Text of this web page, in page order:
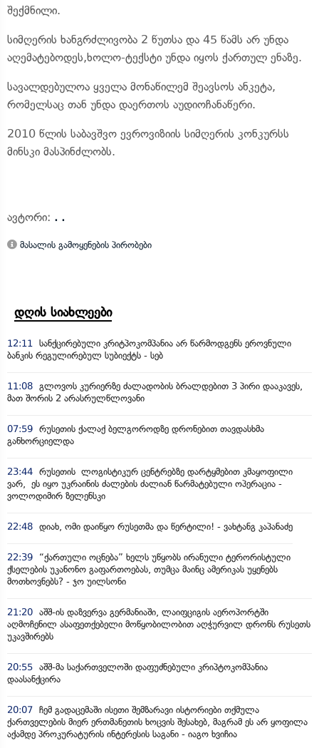
შექმნილი.
სიმღერის ხანგრძლივობა 2 წუთსა და 45 წამს არ უნდა
აღემატებოდეს,ხოლო-ტექსტი უნდა იყოს ქართულ ენაზე.
სავალდებულოა ყველა მონაწილემ შეავსოს ანკეტა,
რომელსაც თან უნდა დაერთოს აუდიოჩანაწერი.
2010 წლის საბავშვო ევროვიზიის სიმღერის კონკურსს
მინსკი მასპინძლობს.
ავტორი: . .
მასალის გამოყენების პირობები
დღის სიახლეები
12:11 სანქცირებული კრიტპოკომპანია არ წარმოდგენს ეროვნული
ბანკის რეგულირებულ სუბიექტს - სებ
11:08 გლოვოს კურიერზე ძალადობის ბრალდებით 3 პირი დააკავეს,
მათ შორის 2 არასრულწლოვანი
07:59 რუსეთის ქალაქ ბელგოროდზე დრონებით თავდასხმა
განხორციელდა
23:44 რუსეთის ლოგისტიკურ ცენტრებზე დარტყმებით კმაყოფილი
ვარ, ეს იყო უკრაინის ძალების ძალიან წარმატებული ოპერაცია -
ვოლოდიმირ ზელენსკი
22:48 დიახ, ომი დაიწყო რუსეთმა და წერტილი! - ვახტანგ კაპანაძე
22:39
“ქართული ოცნება” ხელს უწყობს ირანული ტერორისტული
ქსელების უკანონო გაფართოებას, თუმცა მაინც ამერიკას უყენებს
მოთხოვნებს? - ჯო უილსონი
21:20 აშშ-ის დაზვერვა გერმანიაში, ლაიფციგის აეროპორტში
აღმოჩენილ ასაფეთქებელი მოწყობილობით აღჭურვილ დრონს რუსეთს
უკავშირებს
20:55 აშშ-მა საქართველოში დაფუძნებული კრიპტოკომპანია
დაასანქცირა
20:07 ჩემ გადაცემაში ისეთი შემზარავი ისტორიები თქმულა
ქართველების მიერ ერთმანეთის ხოცვის შესახებ, მაგრამ ეს არ ყოფილა
აქამდე პროკურატურის ინტერესის საგანი - იაგო ხვიჩია